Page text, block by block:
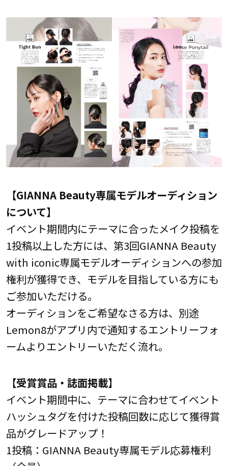
【GIANNA Beauty専属モデルオーディション
について】
イベント期間内にテーマに合ったメイク投稿を
1投稿以上した方には、第3回GIANNA Beauty
with iconic専属モデルオーディションへの参加
権利が獲得でき、モデルを目指している方にも
ご参加いただける。
オーディションをご希望なさる方は、別途
Lemon8がアプリ内で通知するエントリーフォ
ームよりエントリーいただく流れ。
【受賞賞品・誌面掲載】
イベント期間中に、テーマに合わせてイベント
ハッシュタグを付けた投稿回数に応じて獲得賞
品がグレードアップ！
1投稿：GIANNA Beauty専属モデル応募権利